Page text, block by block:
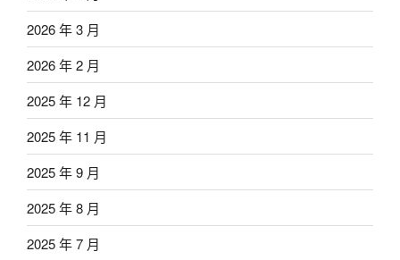
2026 年 3 月
2026 年 2 月
2025 年 12 月
2025 年 11 月
2025 年 9 月
2025 年 8 月
2025 年 7 月